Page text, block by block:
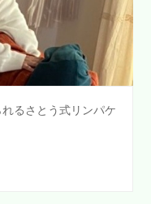
るさとう式リンパケ